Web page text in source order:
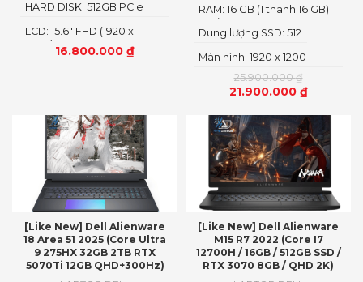
16.800.000 ₫
LCD: 15.6" FHD (1920 x
1080)
HARD DISK: 512GB PCIe
25.900.000₫
21.900.000 ₫
Màn hình: 1920 x 1200
Pixels
Dung lượng SSD: 512
RAM: 16 GB (1 thanh 16 GB)
Loại RAM: DDR5
[Like New] Dell Alienware
18 Area 51 2025 (Core Ultra
9 275HX 32GB 2TB RTX
5070Ti 12GB QHD+300Hz)
[Like New] Dell Alienware
M15 R7 2022 (Core I7
12700H / 16GB / 512GB SSD /
RTX 3070 8GB / QHD 2K)